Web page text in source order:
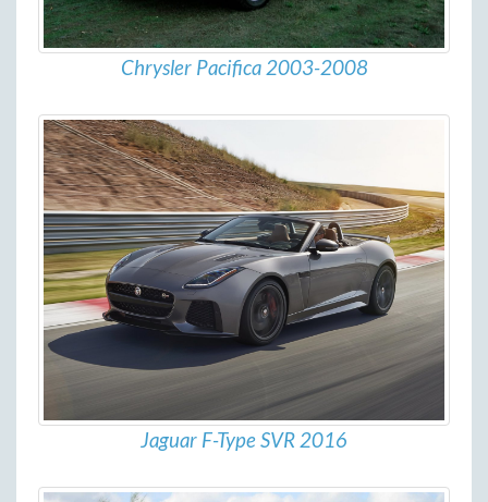
Chrysler Pacifica 2003-2008
Jaguar F-Type SVR 2016